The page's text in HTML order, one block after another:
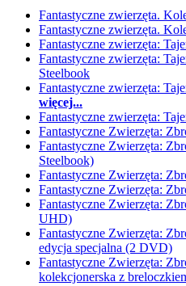
Fantastyczne zwierzęta.
Fantastyczne zwierzęta.
Fantastyczne zwierzęta:
Fantastyczne zwierzęta:
Steelbook
Fantastyczne zwierzęta:
więcej...
Fantastyczne zwierzęta:
Fantastyczne Zwierzęta:
Fantastyczne Zwierzęta:
Steelbook)
Fantastyczne Zwierzęta:
Fantastyczne Zwierzęta:
Fantastyczne Zwierzęta:
UHD)
Fantastyczne Zwierzęta:
edycja specjalna (2 DVD)
Fantastyczne Zwierzęta:
kolekcjonerska z